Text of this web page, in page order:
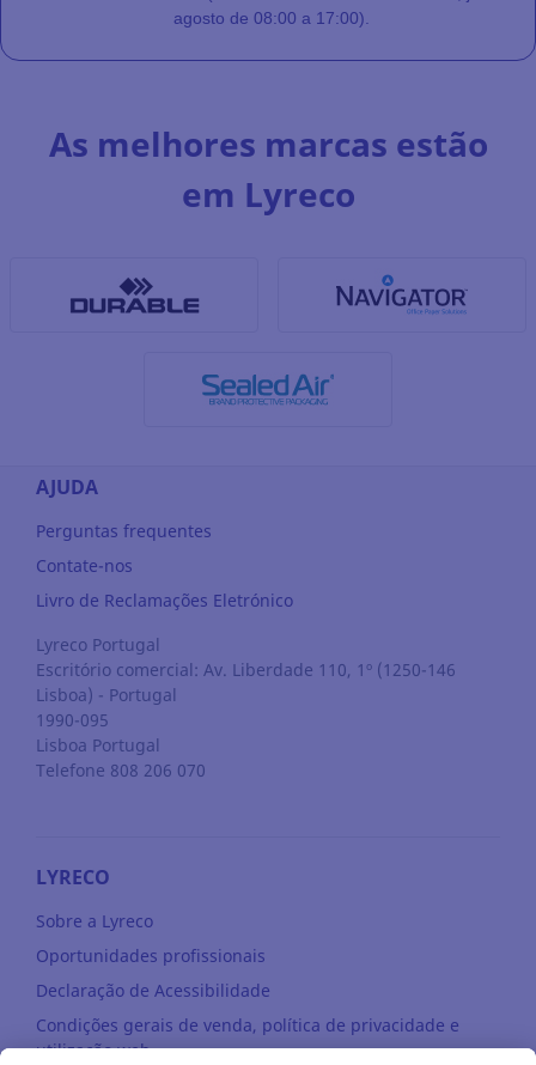
agosto de 08:00 a 17:00).
As melhores marcas estão
em Lyreco
AJUDA
Perguntas frequentes
Contate-nos
Livro de Reclamações Eletrónico
Lyreco Portugal
Escritório comercial: Av. Liberdade 110, 1º (1250-146
Lisboa) - Portugal
1990-095
Lisboa Portugal
Telefone 808 206 070
LYRECO
Sobre a Lyreco
Oportunidades profissionais
Declaração de Acessibilidade
Condições gerais de venda, política de privacidade e
utilização web